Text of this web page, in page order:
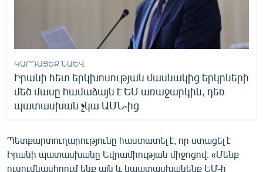
ԿԱՐԴԱՑԵՔ ՆԱԵՎ
Իրանի հետ երկխոսության մասնակից երկրների
մեծ մասը համաձայն է ԵՄ առաջարկին, դեռ
պատասխան չկա ԱՄՆ-ից
Պետքարտուղարությունը հաստատել է, որ ստացել է
Իրանի պատասխանը Եվրամիության միջոցով։ «Մենք
ուսումնասիրում ենք այն և կպատասխանենք ԵՄ-ի